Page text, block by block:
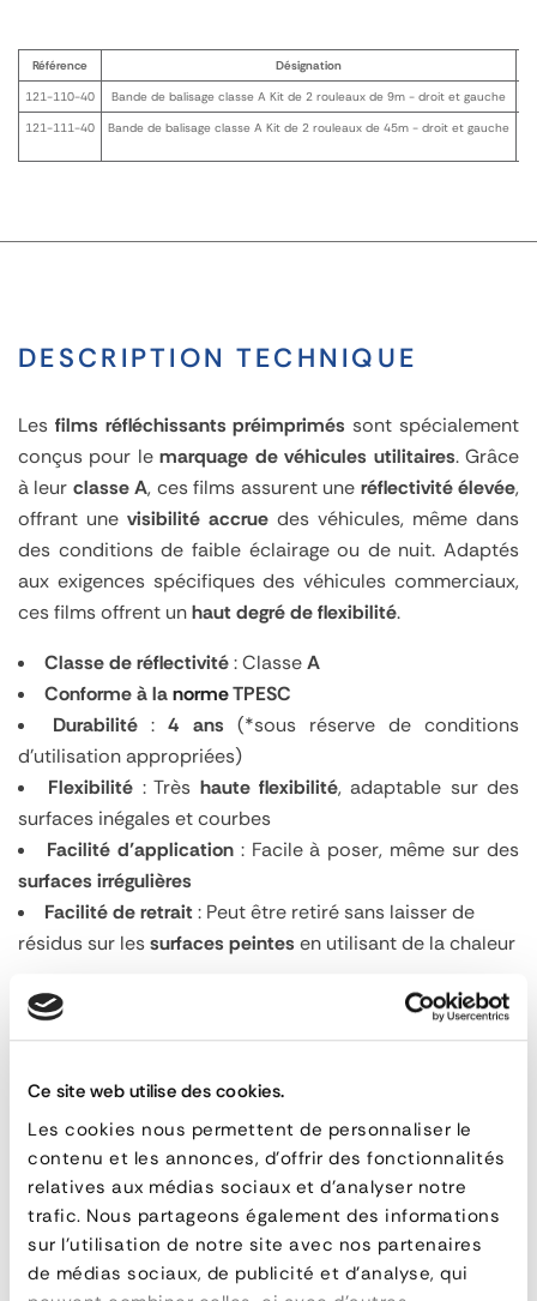
Ce site web utilise des cookies.
Les cookies nous permettent de personnaliser le
contenu et les annonces, d'offrir des fonctionnalités
relatives aux médias sociaux et d'analyser notre
trafic. Nous partageons également des informations
sur l'utilisation de notre site avec nos partenaires
de médias sociaux, de publicité et d'analyse, qui
Référence Désignation
121-110-40
Bande de balisage classe A Kit de 2 rouleaux de 9m - droit et gauche
121-111-40
Bande de balisage classe A Kit de 2 rouleaux de 45m - droit et gauche
DESCRIPTION TECHNIQUE
Les films réfléchissants préimprimés sont spécialement
conçus pour lemarquage de véhicules utilitaires. Grâce
à leur classe A, ces films assurent une réflectivité élevée,
offrant une visibilité accrue des véhicules, même dans
des conditions de faible éclairage ou de nuit. Adaptés
aux exigences spécifiques des véhicules commerciaux,
ces films offrent unhaut degré de flexibilité.
Classe de réflectivité: ClasseA
Conforme à lanormeTPESC
Durabilité :4 ans (*sous réserve de conditions
d’utilisation appropriées)
Flexibilité : Très haute flexibilité, adaptable sur des
surfaces inégales et courbes
Facilité d’application: Facile à poser, même sur des
surfaces irrégulières
Facilité de retrait: Peut être retiré sans laisser de
résidus sur lessurfaces peintes en utilisant de la chaleur
Bande
de
balisage
classe
A
PRODUITS ASSOCIÉS